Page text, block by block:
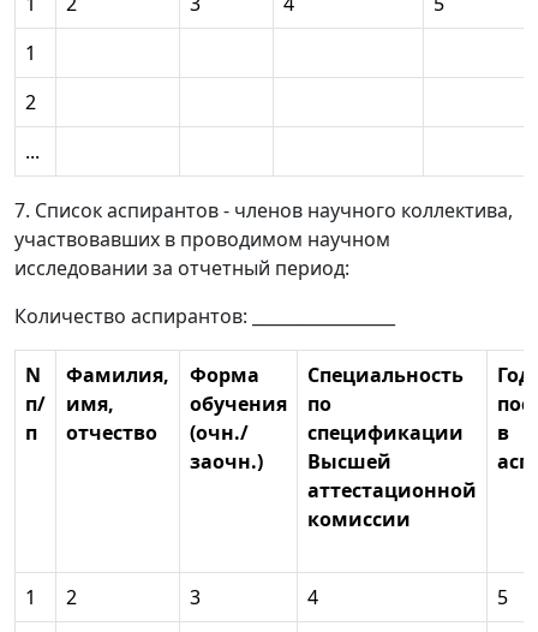
1
2
...
7. Список аспирантов - членов научного коллектива,
участвовавших в проводимом научном
исследовании за отчетный период:
Количество аспирантов: _________________
N
п/
п
Фамилия,
имя,
отчество
Форма
обучения
(очн./
заочн.)
Специальность
по
спецификации
Высшей
аттестационной
комиссии
Год
в
1 2 3 4
5